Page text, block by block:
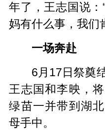
年了，王志国说
妈有什么事，我们
一场奔赴
6月17日祭奠
王志国和李映，
绿苗一并带到湖
母手中。